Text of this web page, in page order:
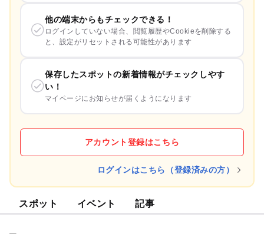
他の端末からもチェックできる！
ログインしていない場合、閲覧履歴やCookieを削除する
と、設定がリセットされる可能性があります
保存したスポットの新着情報がチェックしやす
い！
マイページにお知らせが届くようになります
アカウント登録はこちら
ログインはこちら（登録済みの方）
スポット イベント 記事